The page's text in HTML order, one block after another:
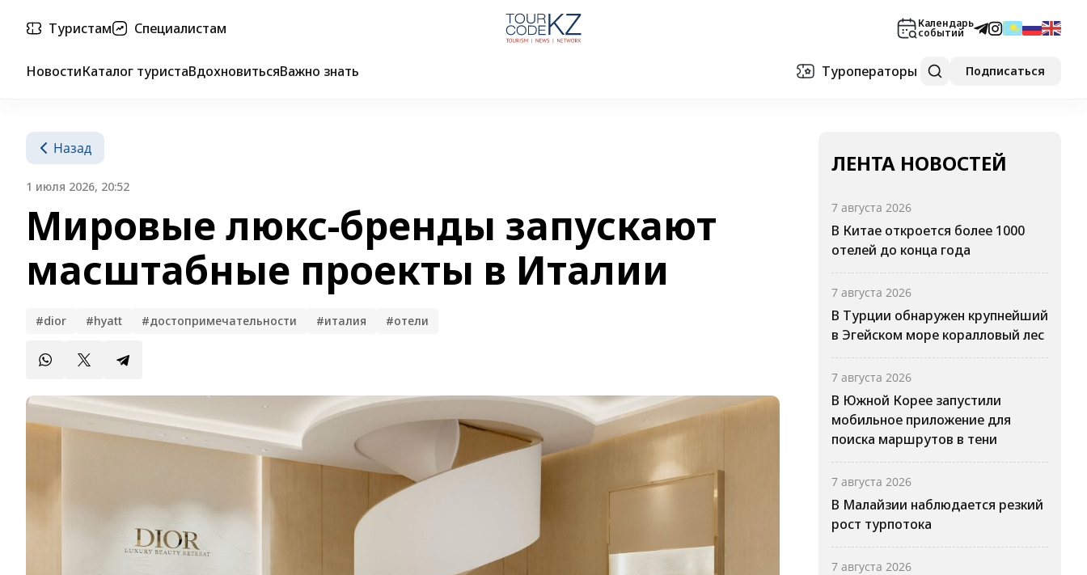
Туристам Специалистам Календарь
событий
НовостиКаталог туристаВдохновитьсяВажно знать Туроператоры Подписаться
Назад
1 июля 2026, 20:52
Мировые люкс-бренды запускают
масштабные проекты в Италии
#dior #hyatt #достопримечательности #италия #отели
ЛЕНТА НОВОСТЕЙ
7 августа 2026
В Китае откроется более 1000
отелей до конца года
7 августа 2026
В Турции обнаружен крупнейший
в Эгейском море коралловый лес
7 августа 2026
В Южной Корее запустили
мобильное приложение для
поиска маршрутов в тени
7 августа 2026
В Малайзии наблюдается резкий
рост турпотока
7 августа 2026